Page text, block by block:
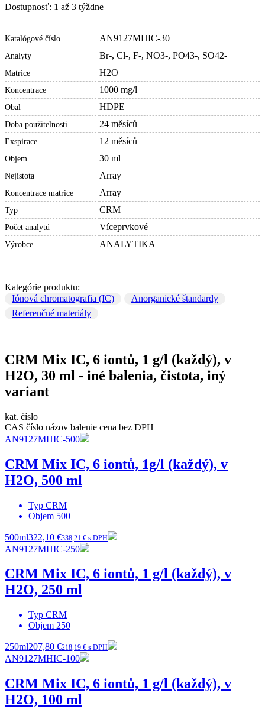
Dostupnosť: 1 až 3 týždne
Katalógové číslo AN9127MHIC-30
Analyty Br-, Cl-, F-, NO3-, PO43-, SO42-
Matrice H2O
Koncentrace 1000 mg/l
Obal HDPE
Doba použitelnosti 24 měsíců
Exspirace 12 měsíců
Objem 30 ml
Nejistota Array
Koncentrace matrice Array
Typ CRM
Počet analytů Víceprvkové
Výrobce ANALYTIKA
Kategórie produktu:
Iónová chromatografia (IC)
Anorganické štandardy
Referenčné materiály
CRM Mix IC, 6 iontů, 1 g/l (každý), v
H2O, 30 ml - iné balenia, čistota, iný
variant
kat. číslo
CAS číslo názov balenie cena bez DPH
AN9127MHIC-500
CRM Mix IC, 6 iontů, 1g/l (každý), v
H2O, 500 ml
Typ CRM
Objem 500
500ml322,10 €338,21 € s DPH
AN9127MHIC-250
CRM Mix IC, 6 iontů, 1 g/l (každý), v
H2O, 250 ml
Typ CRM
Objem 250
250ml207,80 €218,19 € s DPH
AN9127MHIC-100
CRM Mix IC, 6 iontů, 1 g/l (každý), v
H2O, 100 ml